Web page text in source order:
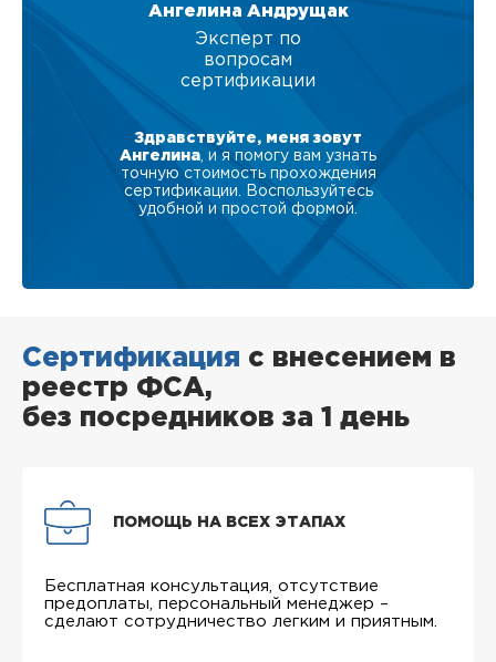
Ангелина Андрущак
Эксперт по
вопросам
сертификации
Здравствуйте, меня зовут
Ангелина , и я помогу вам узнать
точную стоимость прохождения
сертификации. Воспользуйтесь
удобной и простой формой.
Сертификация с внесением в
реестр ФСА,
без посредников за 1 день
ПОМОЩЬ НА ВСЕХ ЭТАПАХ
Бесплатная консультация, отсутствие
предоплаты, персональный менеджер –
сделают сотрудничество легким и приятным.